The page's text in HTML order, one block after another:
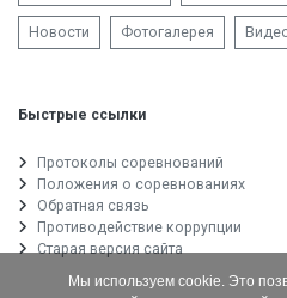
Новости Фотогалерея
Быстрые ссылки
Протоколы соревнований
Положения о соревнованиях
Обратная связь
Противодействие коррупции
Старая версия сайта
Мы используем cookie. Это